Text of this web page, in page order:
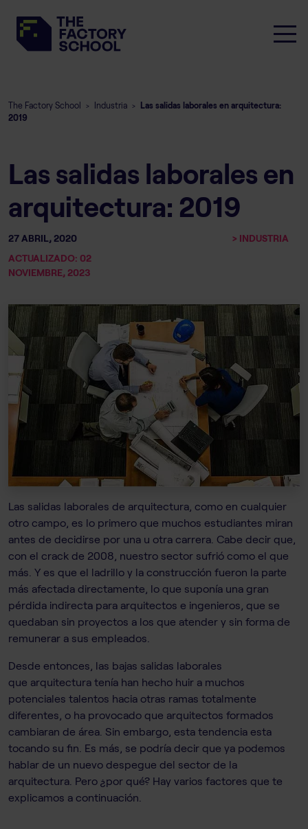
The Factory School > Industria >
Las salidas laborales en arquitectura:
2019
Las salidas laborales en
arquitectura: 2019
27 ABRIL, 2020
ACTUALIZADO: 02
NOVIEMBRE, 2023
> INDUSTRIA
Las salidas laborales de arquitectura, como en cualquier
otro campo, es lo primero que muchos estudiantes miran
antes de decidirse por una u otra carrera. Cabe decir que,
con el crack de 2008, nuestro sector sufrió como el que
más. Y es que el ladrillo y la construcción fueron la parte
más afectada directamente, lo que suponía una gran
pérdida indirecta para arquitectos e ingenieros, que se
quedaban sin proyectos a los que atender y sin forma de
remunerar a sus empleados.
Desde entonces, las bajas salidas laborales
que arquitectura tenía han hecho huir a muchos
potenciales talentos hacia otras ramas totalmente
diferentes, o ha provocado que arquitectos formados
cambiaran de área. Sin embargo, esta tendencia esta
tocando su fin. Es más, se podría decir que ya podemos
hablar de un nuevo despegue del sector de la
arquitectura. Pero ¿por qué? Hay varios factores que te
explicamos a continuación.